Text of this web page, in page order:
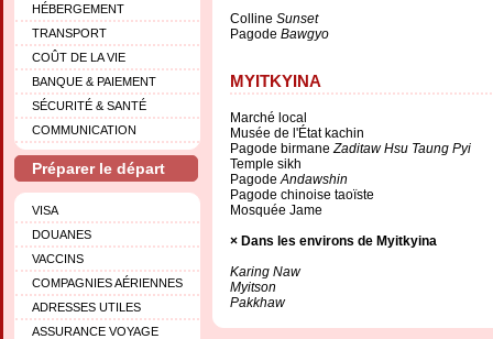
HÉBERGEMENT
TRANSPORT
COÛT DE LA VIE
BANQUE & PAIEMENT
SÉCURITÉ & SANTÉ
COMMUNICATION
Préparer le départ
VISA
DOUANES
VACCINS
COMPAGNIES AÉRIENNES
ADRESSES UTILES
ASSURANCE VOYAGE
Colline Sunset
Pagode Bawgyo
MYITKYINA
Marché local
Musée de l'État kachin
Pagode birmaneZaditaw Hsu Taung Pyi
Temple sikh
PagodeAndawshin
Pagode chinoise taoïste
Mosquée Jame
Dans les environs de Myitkyina
Karing Naw
Myitson
Pakkhaw